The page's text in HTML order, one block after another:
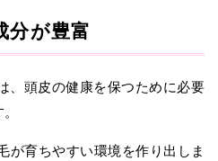
分が豊富
、頭皮の健康を保つために必要
が育ちやすい環境を作り出しま